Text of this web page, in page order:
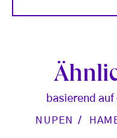
basierend
NUPEN